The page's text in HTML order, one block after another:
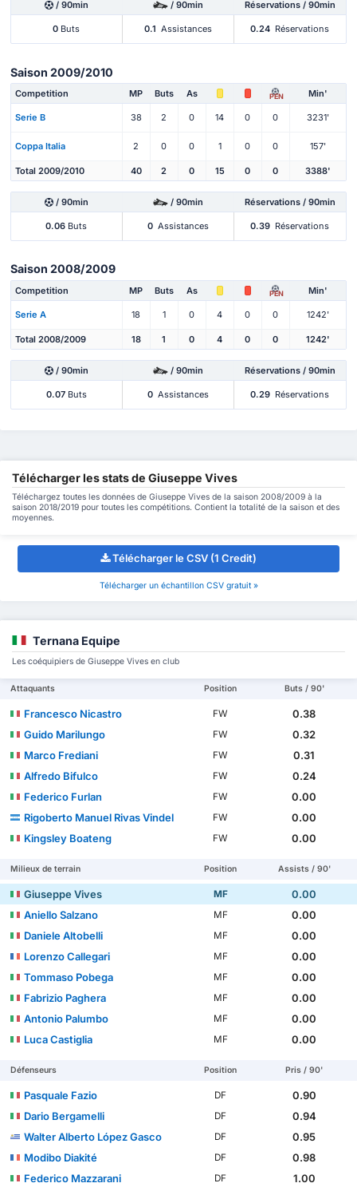
/ 90min / 90min Réservations / 90min
0 Buts 0.1 Assistances 0.24 Réservations
Saison 2009/2010
Competition MP Buts As PEN Min'
Serie B 38 2 0 14 0 0 3231'
Coppa Italia 2 0 0 1 0 0 157'
Total 2009/2010 40 2 0 15 0 0 3388'
/ 90min / 90min Réservations / 90min
0.06 Buts 0 Assistances 0.39 Réservations
Saison 2008/2009
Competition MP Buts As PEN Min'
Serie A 18 1 0 4 0 0 1242'
Total 2008/2009 18 1 0 4 0 0 1242'
/ 90min / 90min Réservations / 90min
0.07Buts 0 Assistances 0.29 Réservations
Télécharger les stats de Giuseppe Vives
Téléchargez toutes les données de Giuseppe Vives de la saison 2008/2009 à la
saison 2018/2019 pour toutes les compétitions. Contient la totalité de la saison et des
moyennes.
Télécharger le CSV (1 Credit)
Télécharger un échantillon CSV gratuit »
Ternana Equipe
Les coéquipiers de Giuseppe Vives en club
Attaquants Position Buts / 90'
Francesco Nicastro FW
0.38
Guido Marilungo
FW
0.32
Marco Frediani
FW
0.31
Alfredo Bifulco
FW
0.24
Federico Furlan
FW
0.00
Rigoberto Manuel Rivas Vindel
FW
0.00
Kingsley Boateng
FW 0.00
Milieux de terrain Position Assists / 90'
Giuseppe Vives MF
0.00
Aniello Salzano
MF
0.00
Daniele Altobelli
MF
0.00
Lorenzo Callegari
MF
0.00
Tommaso Pobega
MF
0.00
Fabrizio Paghera
MF
0.00
Antonio Palumbo
MF
0.00
Luca Castiglia
MF 0.00
Défenseurs Position Pris / 90'
Pasquale Fazio DF
0.90
Dario Bergamelli
DF
0.94
Walter Alberto López Gasco
DF
0.95
Modibo Diakité
DF
0.98
Federico Mazzarani
DF
1.00